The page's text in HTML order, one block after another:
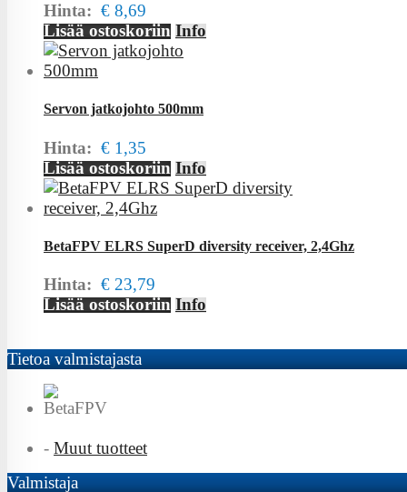
Hinta: € 8,69
Lisää ostoskoriin Info
Servon jatkojohto 500mm
Hinta: € 1,35
Lisää ostoskoriin Info
BetaFPV ELRS SuperD diversity receiver, 2,4Ghz
Hinta: € 23,79
Lisää ostoskoriin Info
Tietoa valmistajasta
- Muut tuotteet
Valmistaja